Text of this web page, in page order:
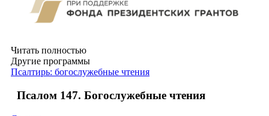
Читать полностью
Другие программы
Псалтирь: богослужебные чтения
Псалом 147. Богослужебные чтения